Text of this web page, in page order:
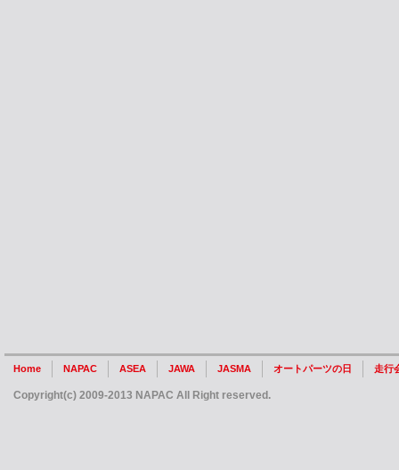
Home NAPAC ASEA JAWA JASMA オートパーツの日 走行
Copyright(c) 2009-2013 NAPAC All Right reserved.